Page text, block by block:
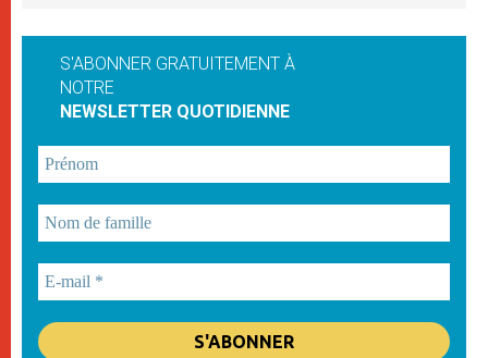
S'ABONNER GRATUITEMENT À
NOTRE
NEWSLETTER QUOTIDIENNE